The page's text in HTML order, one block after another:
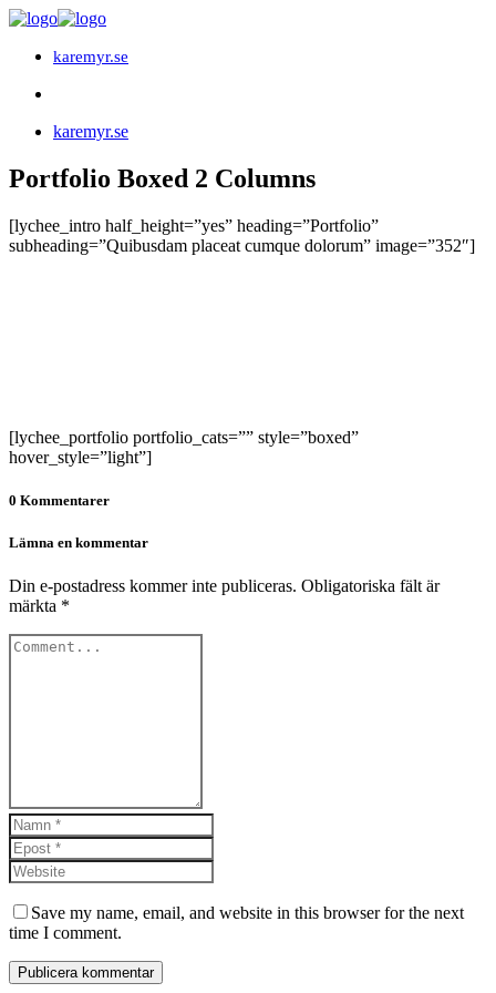
karemyr.se
karemyr.se
Portfolio Boxed 2 Columns
[lychee_intro half_height=”yes” heading=”Portfolio”
subheading=”Quibusdam placeat cumque dolorum” image=”352″]
[lychee_portfolio portfolio_cats=”” style=”boxed”
hover_style=”light”]
0 Kommentarer
Lämna en kommentar
Din e-postadress kommer inte publiceras. Obligatoriska fält är
märkta *
Save my name, email, and website in this browser for the next
time I comment.